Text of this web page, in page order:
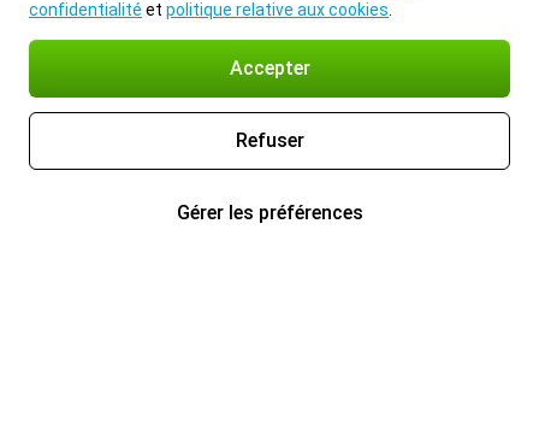
confidentialité et politique relative aux cookies
Accepter
Refuser
Gérer les préférences